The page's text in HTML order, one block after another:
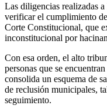
Las diligencias realizadas
verificar el cumplimiento
Corte Constitucional, que
inconstitucional por
Con esa orden, el alto
personas que se
consolida un esquema de
de reclusión municipales,
seguimiento.